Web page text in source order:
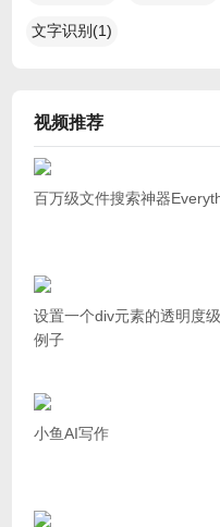
文字识别(1)
视频推荐
百万级文件搜索神器
设置一个div元素的透明度
例子
小鱼AI写作